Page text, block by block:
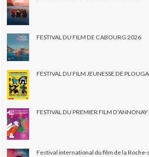
FESTIVAL DU FILM DE CABOURG 2026
FESTIVAL DU FILM JEUNESSE DE
FESTIVAL DU PREMIER FILM
Festival international du film de la Roche-